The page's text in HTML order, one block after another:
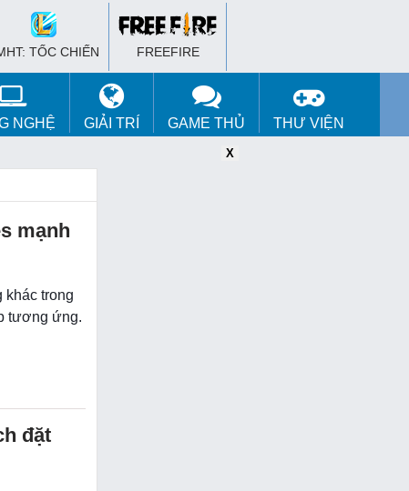
TỐC CHIẾN FREEFIRE
NGHỆ GIẢI TRÍ GAME THỦ THƯ VIỆN
X
mạnh
khác trong
tương ứng.
đặt